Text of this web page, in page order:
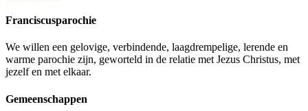
Franciscusparochie
We willen een gelovige, verbindende, laagdrempelige, lerende en
warme parochie zijn, geworteld in de relatie met Jezus Christus, met
jezelf en met elkaar.
Gemeenschappen